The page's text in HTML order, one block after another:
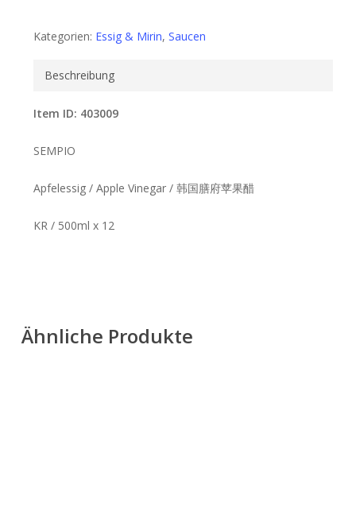
Kategorien: Essig & Mirin, Saucen
Beschreibung
Item ID: 403009
SEMPIO
Apfelessig / Apple Vinegar / 韩国膳府苹果醋
KR / 500ml x 12
Ähnliche Produkte